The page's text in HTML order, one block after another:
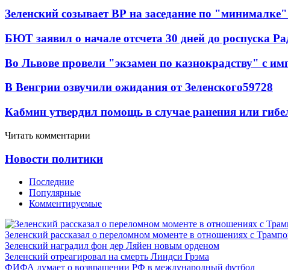
Зеленский созывает ВР на заседание по "минималке"
БЮТ заявил о начале отсчета 30 дней до роспуска
Во Львове провели "экзамен по казнокрадству" с
В Венгрии озвучили ожидания от Зеленского59728
Кабмин утвердил помощь в случае ранения или
Читать комментарии
Новости политики
Последние
Популярные
Комментируемые
Зеленский рассказал о переломном моменте в отношениях с
Зеленский наградил фон дер Ляйен новым орденом
Зеленский отреагировал на смерть Линдси Грэма
ФИФА думает о возвращении РФ в международный футбол